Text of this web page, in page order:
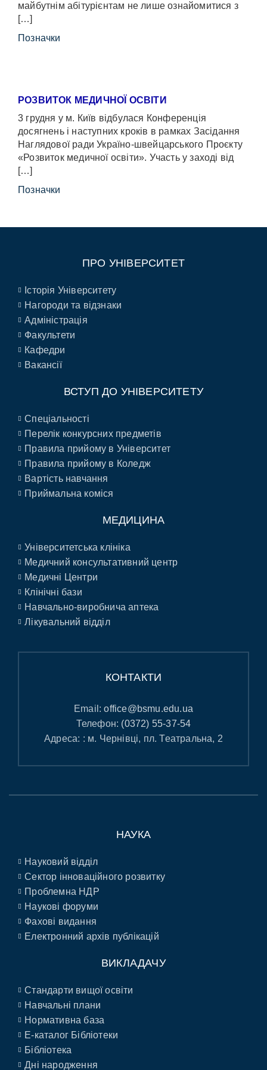
майбутнім абітурієнтам не лише ознайомитися з
[…]
Позначки
РОЗВИТОК МЕДИЧНОЇ ОСВІТИ
3 грудня у м. Київ відбулася Конференція
досягнень і наступних кроків в рамках Засідання
Наглядової ради Україно-швейцарського Проєкту
«Розвиток медичної освіти». Участь у заході від
[…]
Позначки
ПРО УНІВЕРСИТЕТ
Історія Університету
Нагороди та відзнаки
Адміністрація
Факультети
Кафедри
Вакансії
ВСТУП ДО УНІВЕРСИТЕТУ
Спеціальності
Перелік конкурсних предметів
Правила прийому в Університет
Правила прийому в Коледж
Вартість навчання
Приймальна коміся
МЕДИЦИНА
Університетська клініка
Медичний консультативний центр
Медичні Центри
Клінічні бази
Навчально-виробнича аптека
Лікувальний відділ
КОНТАКТИ
Email:office@bsmu.edu.ua
Телефон: (0372) 55-37-54
Адреса: : м. Чернівці, пл. Театральна, 2
НАУКА
Науковий відділ
Сектор інноваційного розвитку
Проблемна НДР
Наукові форуми
Фахові видання
Електронний архів публікацій
ВИКЛАДАЧУ
Стандарти вищої освіти
Навчальні плани
Нормативна база
E-каталог Бібліотеки
Бібліотека
Дні народження